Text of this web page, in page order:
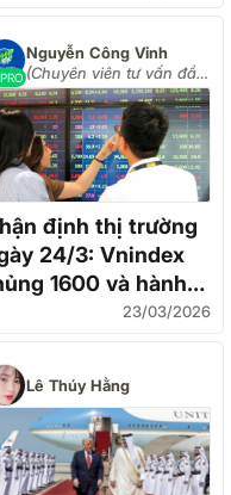
PRO
Nguyễn Công Vinh
(Chuyên viên tư vấn đầu
tư)
định thị trường
24/3: Vnindex
1600 và hành
23/03/2026
Lê Thúy Hằng